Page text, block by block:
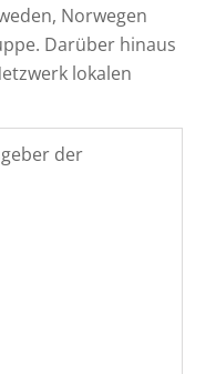
Norwegen
Darüber hinaus
lokalen
der